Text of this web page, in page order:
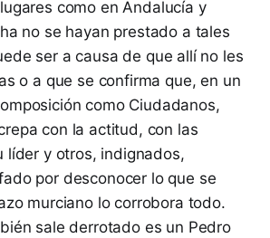
como en Andalucía y
no se hayan prestado a tales
ser a causa de que allí no les
o a que se confirma que, en un
como Ciudadanos,
con la actitud, con las
líder y otros, indignados,
por desconocer lo que se
murciano lo corrobora todo.
sale derrotado es un Pedro